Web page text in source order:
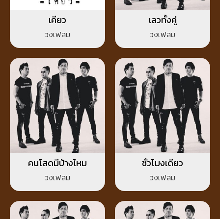
เคียว
วงเฟลม
เลวทั้งคู่
วงเฟลม
คนโสดมีบ้างไหม
วงเฟลม
ชั่วโมงเดียว
วงเฟลม